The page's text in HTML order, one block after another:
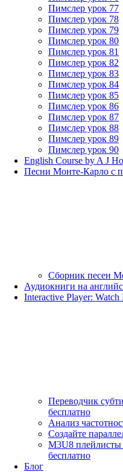
Пимслер урок 77
Пимслер урок 78
Пимслер урок 79
Пимслер урок 80
Пимслер урок 81
Пимслер урок 82
Пимслер урок 83
Пимслер урок 84
Пимслер урок 85
Пимслер урок 86
Пимслер урок 87
Пимслер урок 88
Пимслер урок 89
Пимслер урок 90
English Course by A J
Песни Монте-Карло с
Сборник песен
Аудиокниги на
Interactive Player:
Переводчик
бесплатно
Анализ
Создайте
M3U8
бесплатно
Блог